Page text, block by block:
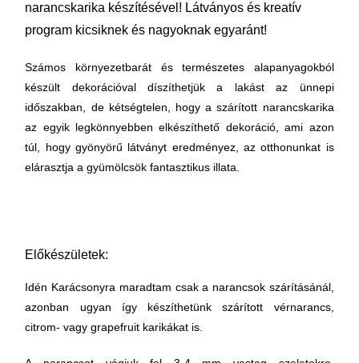
narancskarika készítésével! Látványos és kreatív
program kicsiknek és nagyoknak egyaránt!
Számos környezetbarát és természetes alapanyagokból
készült dekorációval díszíthetjük a lakást az ünnepi
időszakban, de kétségtelen, hogy a szárított narancskarika
az egyik legkönnyebben elkészíthető dekoráció, ami azon
túl, hogy gyönyörű látványt eredményez, az otthonunkat is
elárasztja a gyümölcsök fantasztikus illata.
Előkészületek:
Idén Karácsonyra maradtam csak a narancsok szárításánál,
azonban ugyan így készíthetünk szárított vérnarancs,
citrom- vagy grapefruit karikákat is.